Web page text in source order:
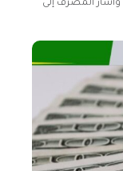
وأشار المصرف إلى